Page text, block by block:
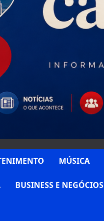
MÚSICA
BUSINESS E NEGÓCIOS